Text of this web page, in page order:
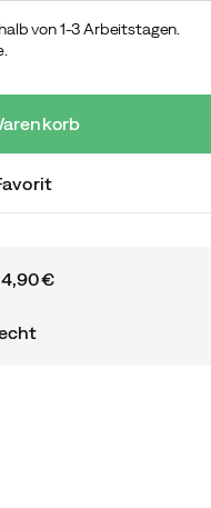
von 1-3 Arbeitstagen.
€